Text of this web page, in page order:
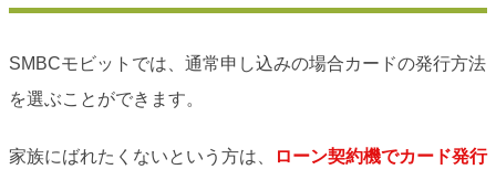
SMBCモビットでは、通常申し込みの場合カードの発行方法
を選ぶことができます。
家族にばれたくないという方は、
ローン契約機でカード発行